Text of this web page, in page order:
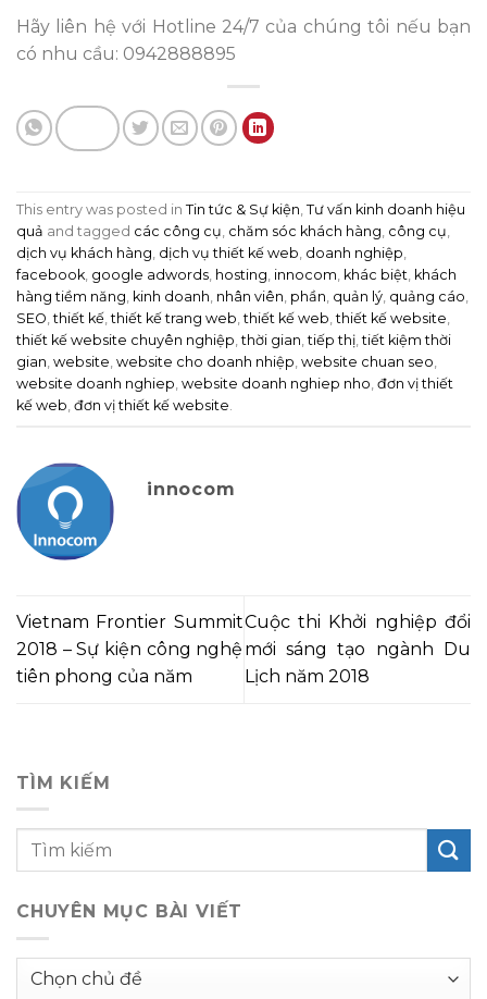
Hãy liên hệ với Hotline 24/7 của chúng tôi nếu bạn
có nhu cầu: 0942888895
This entry was posted in Tin tức & Sự kiện, Tư vấn kinh doanh hiệu
quả and tagged các công cụ, chăm sóc khách hàng, công cụ,
dịch vụ khách hàng, dịch vụ thiết kế web, doanh nghiệp,
facebook, google adwords, hosting, innocom, khác biệt, khách
hàng tiềm năng, kinh doanh, nhân viên, phần, quản lý, quảng cáo,
SEO,thiết kế,thiết kế trang web,thiết kế web,thiết kế website,
thiết kế website chuyên nghiệp,thời gian,tiếp thị,tiết kiệm thời
gian, website, website cho doanh nhiệp, website chuan seo,
website doanh nghiep, website doanh nghiep nho, đơn vị thiết
kế web, đơn vị thiết kế website.
innocom
Vietnam Frontier Summit
2018 – Sự kiện công nghệ
tiên phong của năm
Cuộc thi Khởi nghiệp đổi
mới sáng tạo ngành Du
Lịch năm 2018
TÌM KIẾM
CHUYÊN MỤC BÀI VIẾT
Chuyên